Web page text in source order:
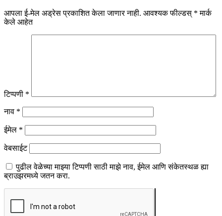
आपला ई-मेल अड्रेस प्रकाशित केला जाणार नाही. आवश्यक फील्डस् * मार्क
केले आहेत
टिप्पणी *
नाव *
ईमेल *
वेबसाईट
पुढील वेळेच्या माझ्या टिप्पणी साठी माझे नाव, ईमेल आणि संकेतस्थळ ह्या
ब्राउझरमध्ये जतन करा.